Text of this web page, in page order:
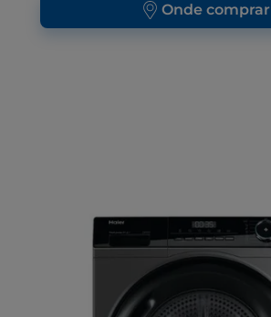
Onde comprar